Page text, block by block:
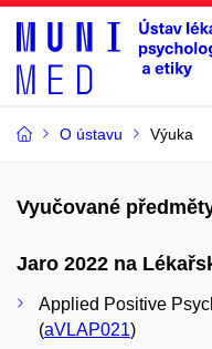
O ústavu Výuka
Vyučované
Jaro 2022 na
Applied Positive
(aVLAP021)